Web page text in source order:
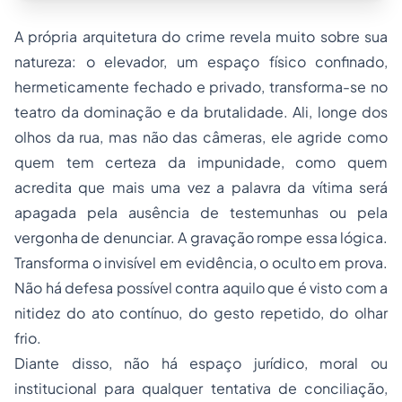
A própria arquitetura do crime revela muito sobre sua
natureza: o elevador, um espaço físico confinado,
hermeticamente fechado e privado, transforma-se no
teatro da dominação e da brutalidade. Ali, longe dos
olhos da rua, mas não das câmeras, ele agride como
quem tem certeza da impunidade, como quem
acredita que mais uma vez a palavra da vítima será
apagada pela ausência de testemunhas ou pela
vergonha de denunciar. A gravação rompe essa lógica.
Transforma o invisível em evidência, o oculto em prova.
Não há defesa possível contra aquilo que é visto com a
nitidez do ato contínuo, do gesto repetido, do olhar
frio.
Diante disso, não há espaço jurídico, moral ou
institucional para qualquer tentativa de conciliação,